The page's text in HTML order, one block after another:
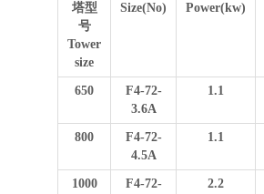
塔型
号
Tower
size
Size(No)
Power(kw)
650
F4-72-
3.6A
1.1
800
F4-72-
4.5A
1.1
1000
F4-72-
2.2